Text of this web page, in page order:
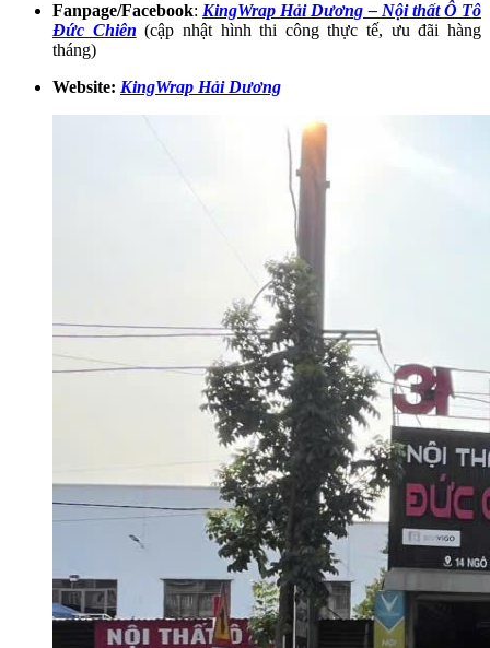
Fanpage/Facebook: KingWrap Hải Dương – Nội thất Ô Tô
Đức Chiên (cập nhật hình thi công thực tế, ưu đãi hàng
tháng)
Website: KingWrap Hải Dương